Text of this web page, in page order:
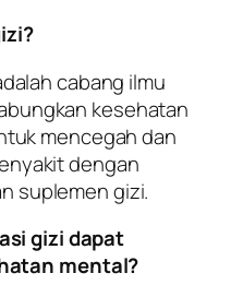
cabang ilmu
kesehatan
mencegah dan
dengan
suplemen gizi.
gizi dapat
mental?